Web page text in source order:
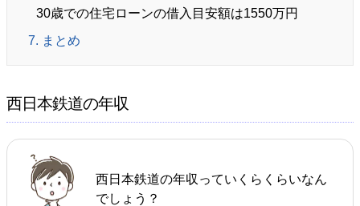
30歳での住宅ローンの借入目安額は1550万円
7. まとめ
西日本鉄道の年収
西日本鉄道の年収っていくらくらいなん
でしょう？